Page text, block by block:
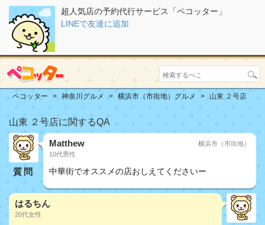
超人気店の予約代行サービス「ペコッター」
LINEで友達に追加
ペコッター 神奈川グルメ 横浜市（市街地）グルメ 山東 ２号店
山東 ２号店に関するQA
質問
Matthew
10代男性
横浜市（市街地）
中華街でオススメの店おしえてくださいー
はるちん
20代女性